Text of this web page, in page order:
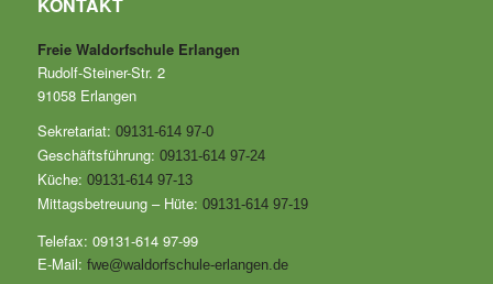
KONTAKT
Freie Waldorfschule Erlangen
Rudolf-Steiner-Str. 2
91058 Erlangen
Sekretariat: 09131-614 97-0
Geschäftsführung: 09131-614 97-24
Küche: 09131-614 97-13
Mittagsbetreuung – Hüte: 09131-614 97-19
Telefax: 09131-614 97-99
E-Mail: fwe@waldorfschule-erlangen.de